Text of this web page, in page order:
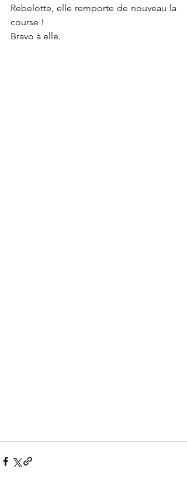
Rebelotte, elle remporte de nouveau la
course !
Bravo à elle.